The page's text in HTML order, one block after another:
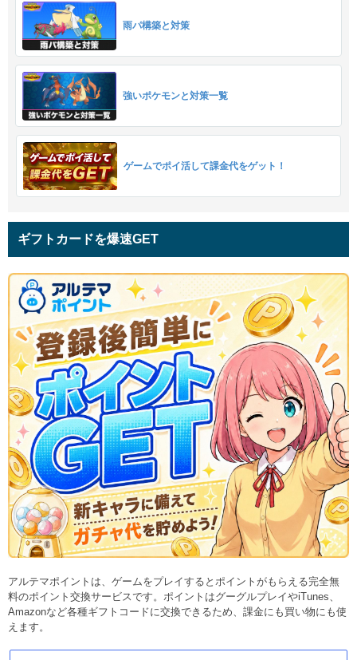
雨パ構築と対策
強いポケモンと対策一覧
ゲームでポイ活して課金代をゲット！
ギフトカードを爆速GET
アルテマポイントは、ゲームをプレイするとポイントがもらえる完全無
料のポイント交換サービスです。ポイントはグーグルプレイやiTunes、
Amazonなど各種ギフトコードに交換できるため、課金にも買い物にも使
えます。